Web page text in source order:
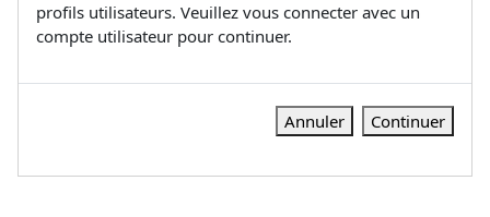
profils utilisateurs. Veuillez vous connecter avec un
compte utilisateur pour continuer.
Annuler Continuer